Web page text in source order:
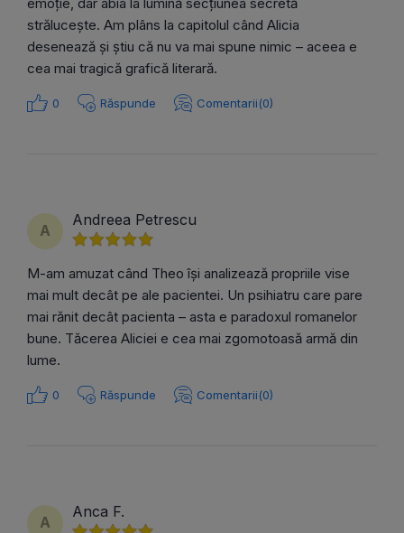
strălucește. Am plâns la capitolul când Alicia
desenează și știu că nu va mai spune nimic – aceea e
cea mai tragică grafică literară.
0 Răspunde Comentarii(0)
A
Andreea Petrescu
M-am amuzat când Theo își analizează propriile vise
mai mult decât pe ale pacientei. Un psihiatru care pare
mai rănit decât pacienta – asta e paradoxul romanelor
bune. Tăcerea Aliciei e cea mai zgomotoasă armă din
lume.
0 Răspunde Comentarii(0)
A
Anca F.